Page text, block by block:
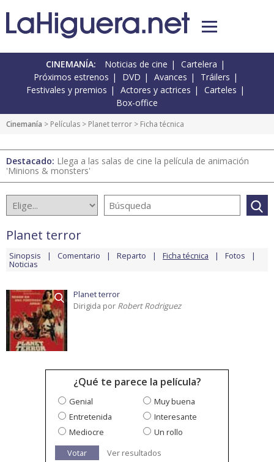
CINEMANÍA: Noticias de cine
Cartelera
Próximos estrenos
DVD Avances
Tráilers
Festivales y premios
Actores y actrices
Carteles
Box-office
Cinemanía > Películas > Planet terror > Ficha técnica
Destacado: Llega a las salas de cine la película de animación
'Minions & monsters'
Planet terror
Sinopsis Comentario Reparto Ficha técnica Fotos
Noticias
Planet terror
Dirigida por Robert Rodriguez
¿Qué te parece la película?
Genial
Muy buena
Entretenida
Interesante
Mediocre
Un rollo
Votar
Ver resultados